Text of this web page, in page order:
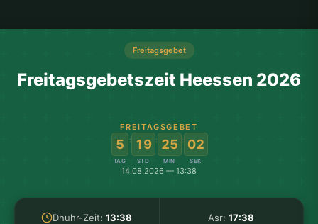
Freitagsgebet
Freitagsgebetszeit Heessen 2026
FREITAGSGEBET
5
TAG
: 19
STD
: 25
MIN
: 02
SEK
14.08.2026 — 13:38
Dhuhr-Zeit:13:38 Asr:17:38